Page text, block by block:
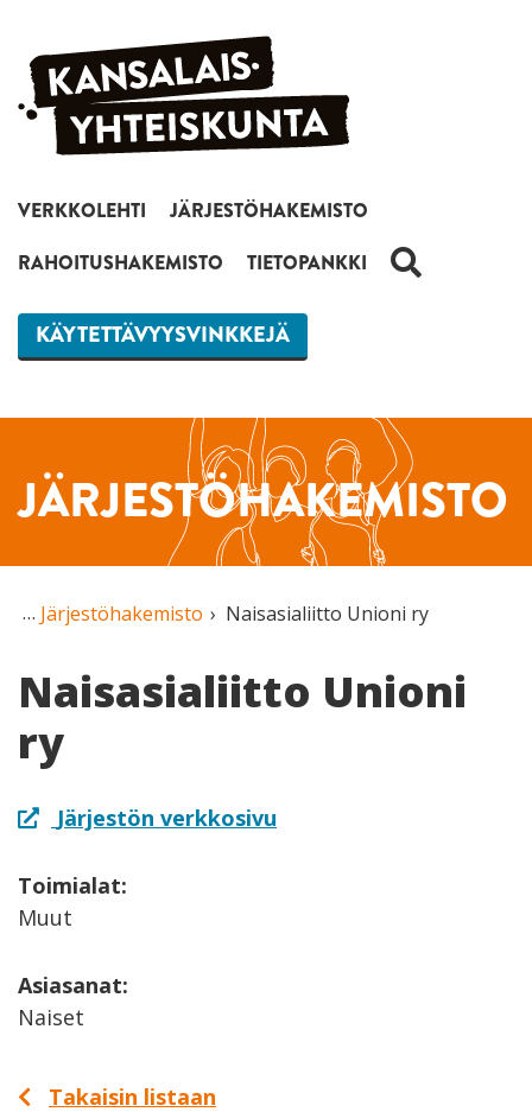
Siirry sisältöön
VERKKOLEHTI
JÄRJESTÖHAKEMISTO
RAHOITUSHAKEMISTO
TIETOPANKKI HAKU
KÄYTETTÄVYYSVINKKEJÄ
JÄRJESTÖHAKEMISTO
Järjestöhakemisto Naisasialiitto Unioni ry
Naisasialiitto Unioni
ry
Järjestön verkkosivu
Toimialat:
Muut
Asiasanat:
Naiset
Takaisin listaan